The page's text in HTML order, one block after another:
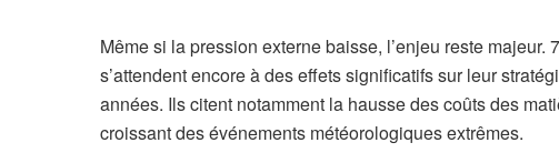
Même si la pression externe baisse, l’enjeu reste majeur.
s’attendent encore à des effets significatifs sur leur
années. Ils citent notamment la hausse des coûts des
croissant des événements météorologiques extrêmes.